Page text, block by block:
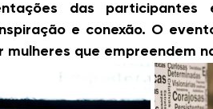
das
e conexão. O
mulheres que empreendem